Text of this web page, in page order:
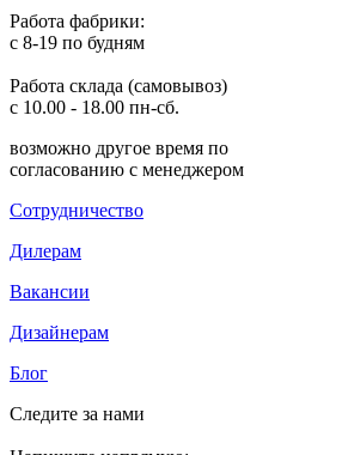
Работа фабрики:
с 8-19 по будням
Работа склада (самовывоз)
с 10.00 - 18.00 пн-сб.
возможно другое время по
согласованию с менеджером
Сотрудничество
Дилерам
Вакансии
Дизайнерам
Блог
Следите за нами